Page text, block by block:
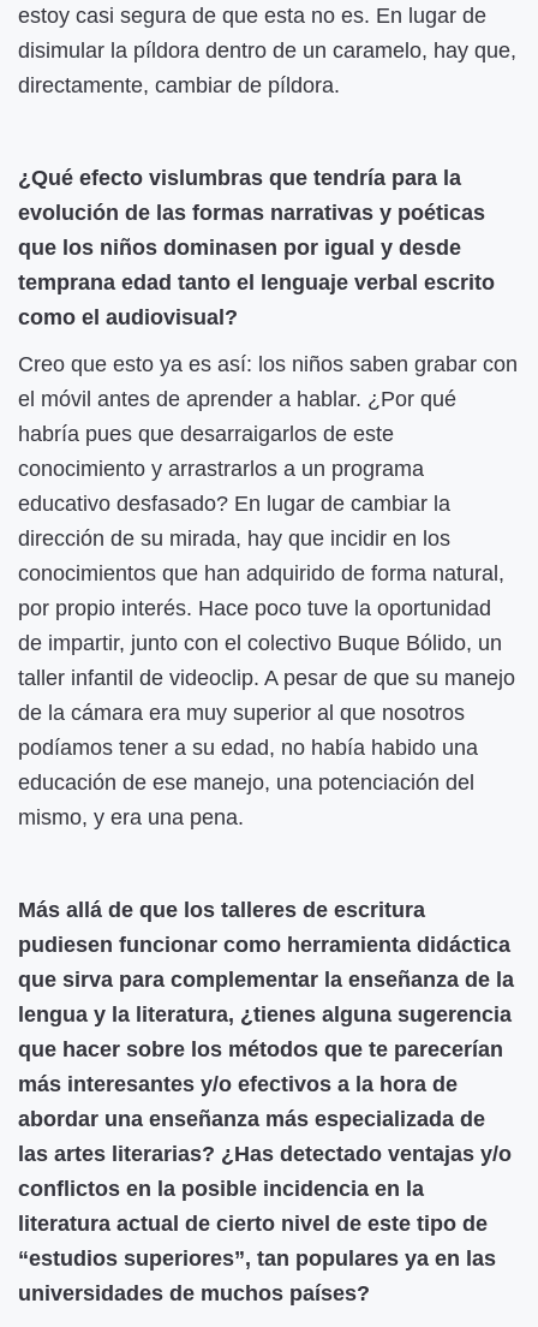
estoy casi segura de que esta no es. En lugar de
disimular la píldora dentro de un caramelo, hay que,
directamente, cambiar de píldora.
¿Qué efecto vislumbras que tendría para la
evolución de las formas narrativas y poéticas
que los niños dominasen por igual y desde
temprana edad tanto el lenguaje verbal escrito
como el audiovisual?
Creo que esto ya es así: los niños saben grabar con
el móvil antes de aprender a hablar. ¿Por qué
habría pues que desarraigarlos de este
conocimiento y arrastrarlos a un programa
educativo desfasado? En lugar de cambiar la
dirección de su mirada, hay que incidir en los
conocimientos que han adquirido de forma natural,
por propio interés. Hace poco tuve la oportunidad
de impartir, junto con el colectivo Buque Bólido, un
taller infantil de videoclip. A pesar de que su manejo
de la cámara era muy superior al que nosotros
podíamos tener a su edad, no había habido una
educación de ese manejo, una potenciación del
mismo, y era una pena.
Más allá de que los talleres de escritura
pudiesen funcionar como herramienta didáctica
que sirva para complementar la enseñanza de la
lengua y la literatura, ¿tienes alguna sugerencia
que hacer sobre los métodos que te parecerían
más interesantes y/o efectivos a la hora de
abordar una enseñanza más especializada de
las artes literarias? ¿Has detectado ventajas y/o
conflictos en la posible incidencia en la
literatura actual de cierto nivel de este tipo de
“estudios superiores”, tan populares ya en las
universidades de muchos países?